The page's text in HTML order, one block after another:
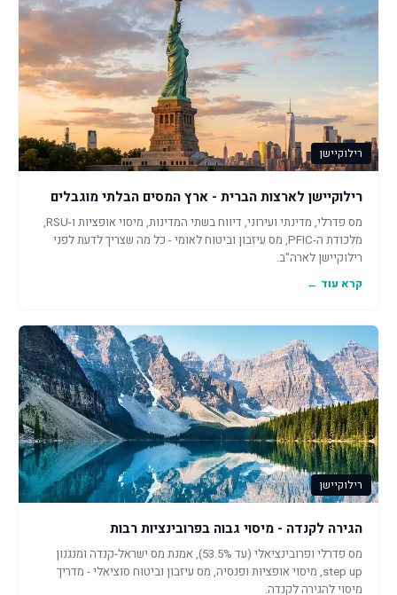
רילוקיישן
רילוקיישן לארצות הברית - ארץ המסים הבלתי מוגבלים
מס פדרלי, מדינתי ועירוני, דיווח בשתי המדינות, מיסוי אופציות ו-RSU,
מלכודת ה-PFIC, מס עיזבון וביטוח לאומי - כל מה שצריך לדעת לפני
רילוקיישן לארה"ב.
קרא עוד ←
רילוקיישן
הגירה לקנדה - מיסוי גבוה בפרובינציות רבות
מס פדרלי ופרובינציאלי (עד 53.5%), אמנת מס ישראל-קנדה ומנגנון
step up, מיסוי אופציות ופנסיה, מס עיזבון וביטוח סוציאלי - מדריך
מיסוי להגירה לקנדה.